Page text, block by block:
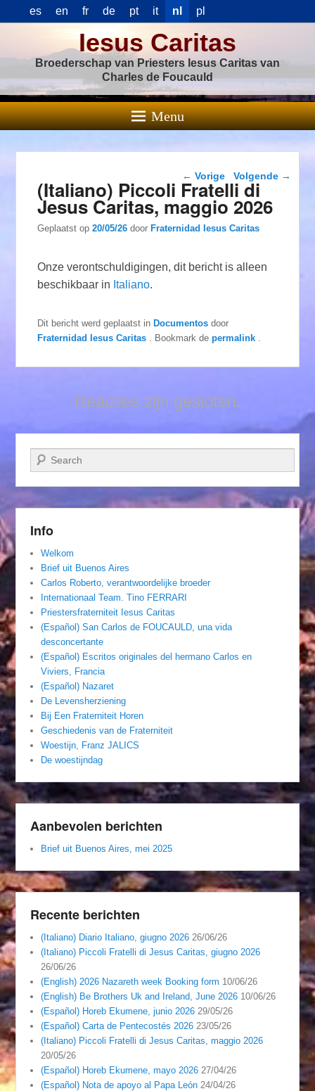
es en fr de pt it nl pl
Iesus Caritas
Broederschap van Priesters Iesus Caritas van
Charles de Foucauld
Menu
Berichtnavigatie
← Vorige Volgende →
(Italiano) Piccoli Fratelli di
Jesus Caritas, maggio 2026
Geplaatst op20/05/26 doorFraternidad Iesus Caritas
Onze verontschuldigingen, dit bericht is alleen
beschikbaar in Italiano.
Dit bericht werd geplaatst inDocumentos door
Fraternidad Iesus Caritas
. Bookmark depermalink
Reacties zijn gesloten.
Zoeken
Info
Welkom
Brief uit Buenos Aires
Carlos Roberto, verantwoordelijke broeder
Internationaal Team. Tino FERRARI
Priestersfraterniteit Iesus Caritas
(Español) San Carlos de FOUCAULD, una vida
desconcertante
(Español) Escritos originales del hermano Carlos en
Viviers, Francia
(Español) Nazaret
De Levensherziening
Bij Een Fraterniteit Horen
Geschiedenis van de Fraterniteit
Woestijn, Franz JALICS
De woestijndag
Aanbevolen berichten
Brief uit Buenos Aires, mei 2025
Recente berichten
(Italiano) Diario Italiano, giugno 2026 26/06/26
(Italiano) Piccoli Fratelli di Jesus Caritas, giugno 2026
26/06/26
(English) 2026 Nazareth week Booking form 10/06/26
(English) Be Brothers Uk and Ireland, June 2026 10/06/26
(Español) Horeb Ekumene, junio 2026 29/05/26
(Español) Carta de Pentecostés 2026 23/05/26
(Italiano) Piccoli Fratelli di Jesus Caritas, maggio 2026
20/05/26
(Español) Horeb Ekumene, mayo 2026 27/04/26
(Español) Nota de apoyo al Papa León 24/04/26